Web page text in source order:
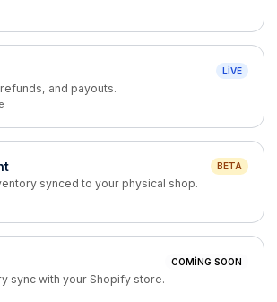
LIVE
and payouts.
BETA
synced to your physical shop.
COMING SOON
sync with your Shopify store.